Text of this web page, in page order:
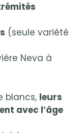
(seule variété
Neva à
blancs, leurs
avec l’âge